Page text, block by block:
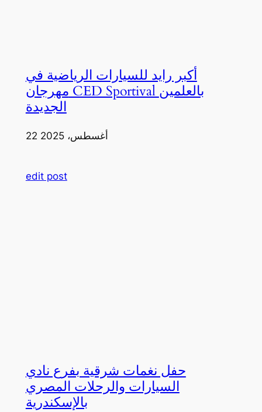
أكبر رايد للسيارات الرياضية في
مهرجان CED Sportival بالعلمين
الجديدة
22 أغسطس، 2025
edit post
حفل نغمات شرقية بفرع نادي
السيارات والرحلات المصري
بالإسكندرية